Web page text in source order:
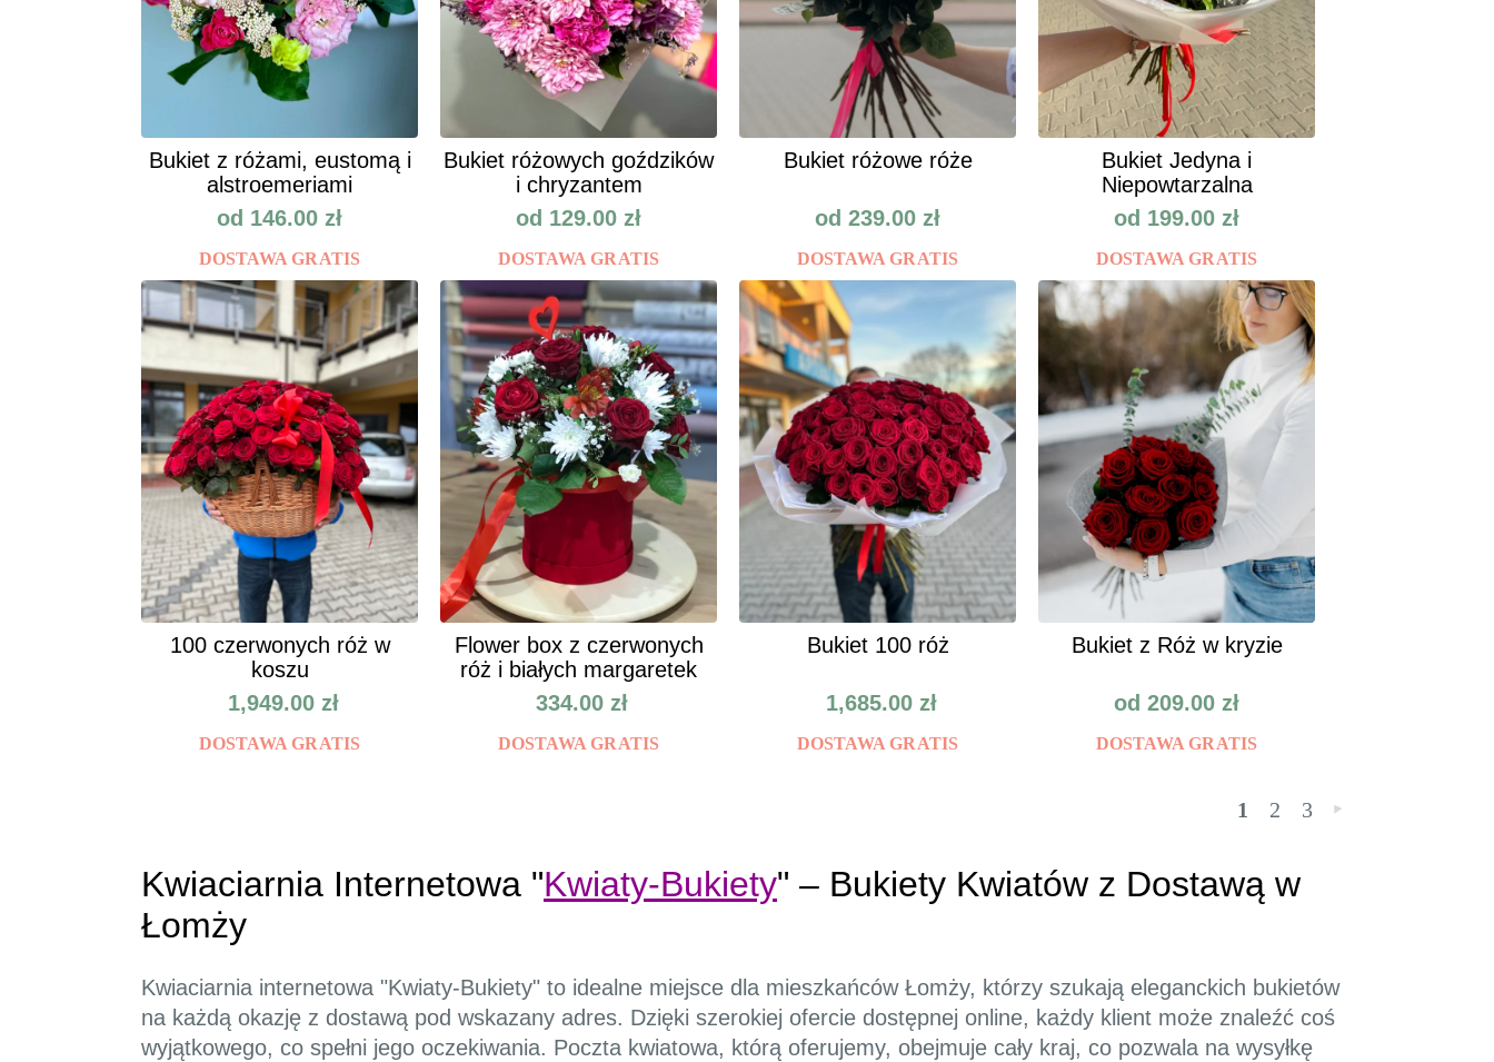
Bukiet z różami, eustomą i
alstroemeriami
od 146.00 zł
DOSTAWA GRATIS
Bukiet różowych goździków
i chryzantem
od 129.00 zł
DOSTAWA GRATIS
Bukiet różowe róże
od 239.00 zł
DOSTAWA GRATIS
Bukiet Jedyna i
Niepowtarzalna
od 199.00 zł
DOSTAWA GRATIS
100 czerwonych róż w
koszu
1,949.00 zł
DOSTAWA GRATIS
Flower box z czerwonych
róż i białych margaretek
334.00 zł
DOSTAWA GRATIS
Bukiet 100 róż
1,685.00 zł
DOSTAWA GRATIS
Bukiet z Róż w kryzie
od 209.00 zł
DOSTAWA GRATIS
1 2 3 »
Kwiaciarnia Internetowa "Kwiaty-Bukiety" – Bukiety Kwiatów z Dostawą w
Łomży
Kwiaciarnia internetowa "Kwiaty-Bukiety" to idealne miejsce dla mieszkańców Łomży, którzy szukają eleganckich bukietów
na każdą okazję z dostawą pod wskazany adres. Dzięki szerokiej ofercie dostępnej online, każdy klient może znaleźć coś
wyjątkowego, co spełni jego oczekiwania. Poczta kwiatowa, którą oferujemy, obejmuje cały kraj, co pozwala na wysyłkę